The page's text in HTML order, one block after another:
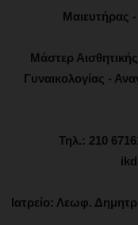
Μαιευτήρας
Μάστερ Αισθητικής
Γυναικολογίας -
Τηλ.: 210
Ιατρείο: Λεωφ.